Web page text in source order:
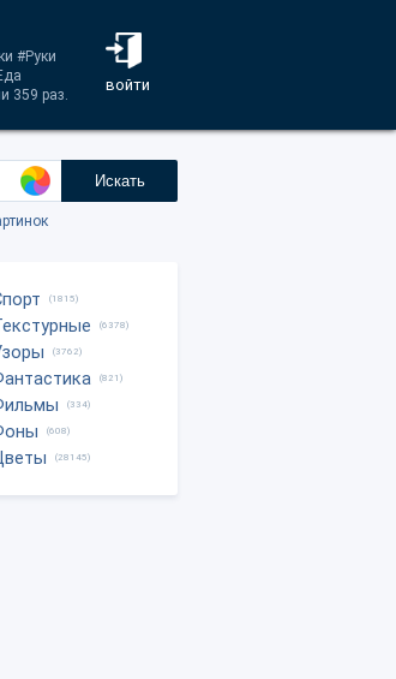
войти
#Руки
359 раз.
Искать
(1815)
(6378)
(3762)
(821)
(334)
(608)
(28145)